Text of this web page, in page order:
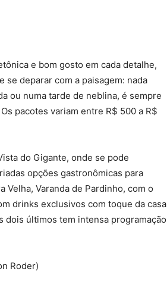
e bom gosto em cada detalhe,
se deparar com a paisagem: nada
ou numa tarde de neblina, é sempre
pacotes variam entre R$ 500 a R$
do Gigante, onde se pode
opções gastronômicas para
Velha, Varanda de Pardinho, com o
drinks exclusivos com toque da casa
dois últimos tem intensa programação
Roder)